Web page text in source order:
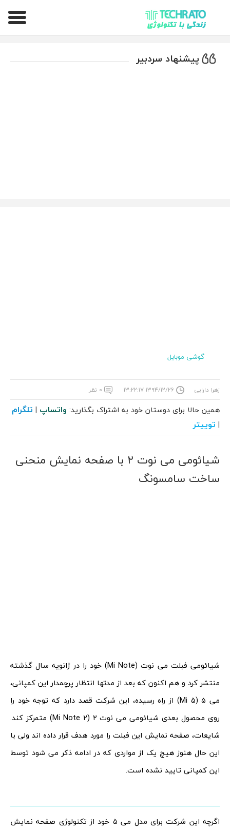
تکراتو – زندگی با تکنولوژی
پیشنهاد سردبیر
گوشی موبایل
زهرا دارابی ۱۳۹۴/۱۲/۲۶ ۱۳:۲۲:۱۷ ۰ نظر
همین حالا برای دوستان خود به اشتراک بگذارید: واتساپ | تلگرام
| توییتر
شیائومی می نوت ۲ با صفحه نمایش منحنی
ساخت سامسونگ
شیائومی فبلت می نوت (Mi Note) خود را در ژانویه سال گذشته
منتشر کرد و هم اکنون که بعد از مدتها انتظار پرچمدار این کمپانی،
می ۵ (Mi 5) از راه رسیده، این شرکت قصد دارد که توجه خود را
روی محصول بعدی شیائومی می نوت ۲ (Mi Note 2) متمرکز کند.
شایعات، صفحه نمایش این فبلت را مورد هدف قرار داده اند ولی با
این حال هنوز هیچ یک از مواردی که در ادامه ذکر می شود توسط
این کمپانی تایید نشده است.
اگرچه این شرکت برای مدل می ۵ خود از تکنولوژی صفحه نمایش